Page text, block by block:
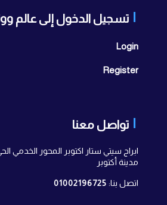
تسجيل الدخول إلى عالم
Login
Register
تواصل معنا
ابراج سيتي ستار اكتوبر المحور الخدمي
مدينة أكتوبر
اتصل بنا: 01002196725